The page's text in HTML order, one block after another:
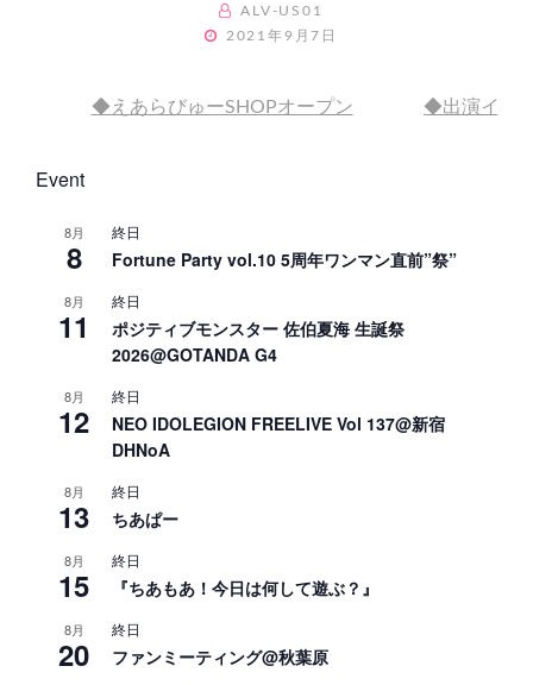
BY
ALV-US01
POSTED
2021年9月7日
◆えあらびゅーSHOPオープン ◆出演イベ
Event
8月
8
終日
Fortune Party vol.10 5周年ワンマン直前”祭”
8月
11
終日
ポジティブモンスター 佐伯夏海 生誕祭
2026@GOTANDA G4
8月
12
終日
NEO IDOLEGION FREELIVE Vol 137@新宿
DHNoA
8月
13
終日
ちあぱー
8月
15
終日
『ちあもあ！今日は何して遊ぶ？』
8月
20
終日
ファンミーティング@秋葉原